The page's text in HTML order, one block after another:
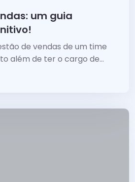
um guia
de vendas de um time
além de ter o cargo de...